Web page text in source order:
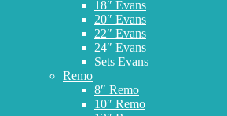
18″ Evans
20″ Evans
22″ Evans
24″ Evans
Sets Evans
Remo
8″ Remo
10″ Remo